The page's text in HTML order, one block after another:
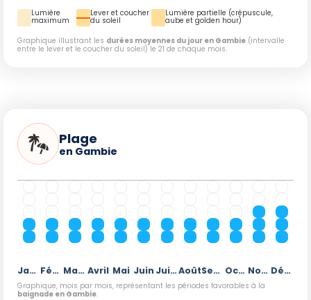
Lumière
maximum
Lever et coucher
du soleil
Lumière partielle (crépuscule,
aube et golden hour)
Graphique illustrant les durées moyennes du jour en Gambie (intervalle
entre le lever et le coucher du soleil) le 21 de chaque mois.
Plage
en Gambie
Janvier Février Mars Avril Mai Juin JuilletAoût Septembre Octobre Novembre Décembre
Graphique, mois par mois, représentant les périodes favorables à la
baignade en Gambie.